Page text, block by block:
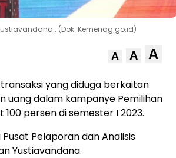
(Dok. Kemenag.go.id)
A A A
yang diduga berkaitan
uang dalam kampanye Pemilihan
persen di semester I 2023.
Pelaporan dan Analisis
Yustiavandana.